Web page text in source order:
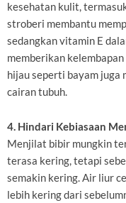
kesehatan kulit,
stroberi membantu
sedangkan vitamin E
memberikan
hijau seperti bayam juga
cairan tubuh.
4. Hindari Kebiasaan
Menjilat bibir mungkin
terasa kering, tetapi
semakin kering. Air liur
lebih kering dari